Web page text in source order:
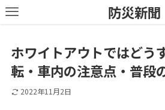
防災新聞
ホワイトアウトではどう
転・車内の注意点・普段
2022年11月2日